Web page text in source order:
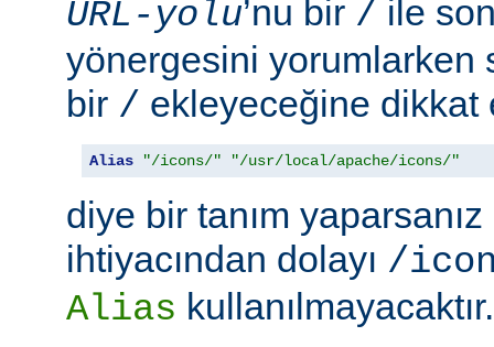
URL-yolu’nu bir / ile
yönergesini yorumlarken
bir / ekleyeceğine dikkat
Alias "/icons/" "/usr/local/apache/icons/"
diye bir tanım
ihtiyacından dolayı /
Alias kullanılmayacaktır.